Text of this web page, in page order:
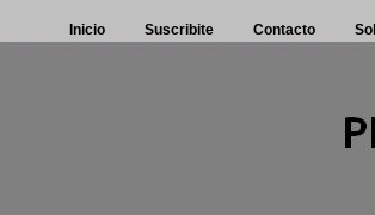
Inicio Suscribite Contacto